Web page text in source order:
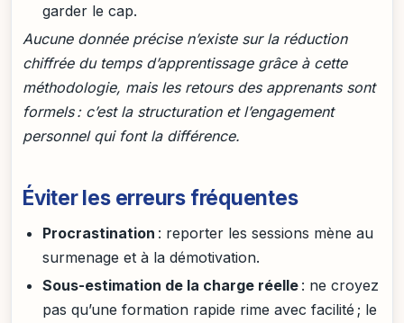
garder le cap.
Aucune donnée précise n’existe sur la réduction
chiffrée du temps d’apprentissage grâce à cette
méthodologie, mais les retours des apprenants sont
formels : c’est la structuration et l’engagement
personnel qui font la différence.
Éviter les erreurs fréquentes
Procrastination : reporter les sessions mène au
surmenage et à la démotivation.
Sous-estimation de la charge réelle : ne croyez
pas qu’une formation rapide rime avec facilité ; le